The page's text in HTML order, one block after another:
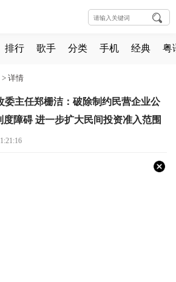
排行 歌手 分类 手机 经典 粤
>详情
委主任郑栅洁：破除制约民营企业公
障碍 进一步扩大民间投资准入范围